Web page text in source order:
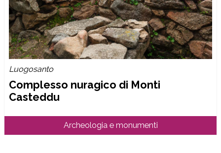
Luogosanto
Complesso nuragico di Monti
Casteddu
Archeologia e monumenti